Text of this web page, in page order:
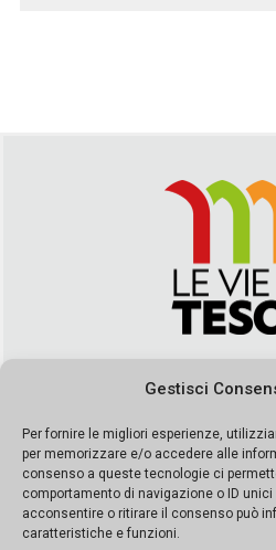
Gestisci
Per fornire le migliori esperienze,
per memorizzare e/o accedere alle
consenso a queste tecnologie ci
comportamento di navigazione o ID
acconsentire o ritirare il consenso può
caratteristiche e funzioni.
Direttore ResponsabileMarcello
Palermo n. 19 del 2017 iscrizione al
Porta Felice Srl. Sede legale: Via
Società iscritta alla Camera di